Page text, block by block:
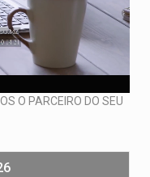
O PARCEIRO DO SEU